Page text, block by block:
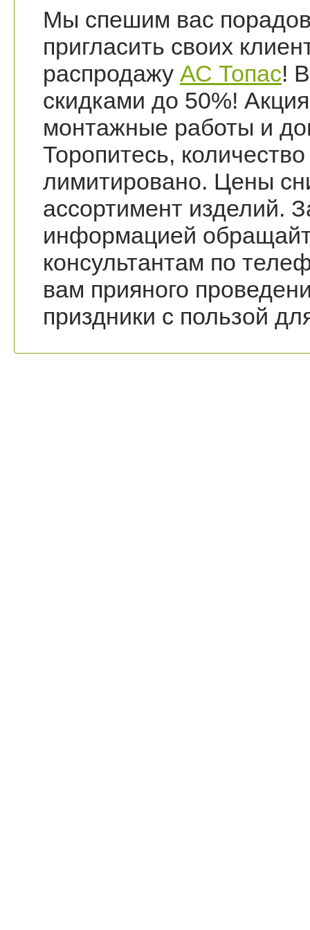
Мы спешим вас
пригласить своих
распродажу АС Топас!
скидками до 50%!
монтажные работы и
Торопитесь,
лимитировано. Цены
ассортимент изделий.
информацией
консультантам по
вам прияного
приздники с пользой